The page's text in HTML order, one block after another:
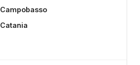
Campobasso
Catania